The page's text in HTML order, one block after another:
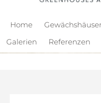
Home
Galerien
Referenzen